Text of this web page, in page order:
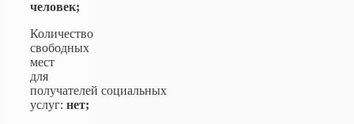
человек;
Количество
свободных
мест
для
получателей социальных
услуг: нет;